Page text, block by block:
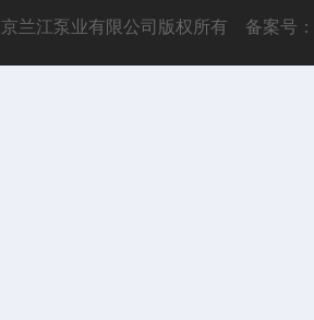
兰江泵业有限公司版权所有 备案号